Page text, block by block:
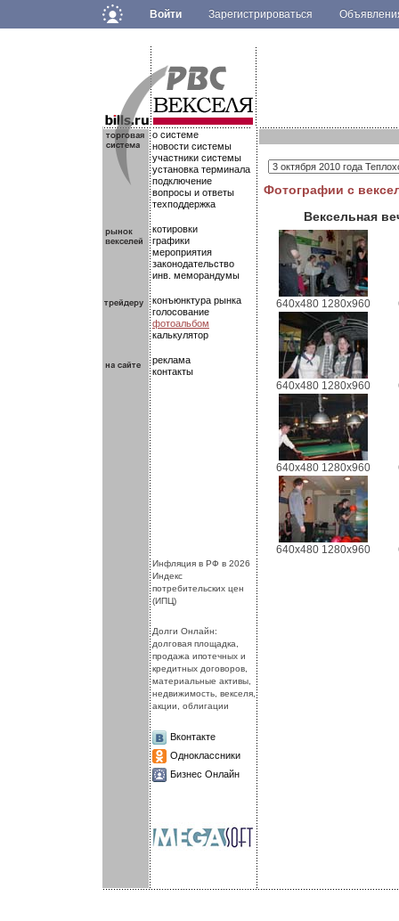
Войти Зарегистрироваться
.
.о системе
новости системы
участники системы
установка терминала
подключение
вопросы и ответы
техподдержка
котировки
графики
мероприятия
законодательство
инв. меморандумы
конъюнктура рынка
голосование
фотоальбом
калькулятор
реклама
контакты
.
Фотографии с
Вексельная
640x480 1280x960
640x480 1280x960
640x480 1280x960
640x480 1280x960
.Инфляция в РФ в 2026
Индекс
потребительских цен
(ИПЦ)
Долги Онлайн:
долговая площадка,
продажа ипотечных и
кредитных договоров,
материальные активы,
недвижимость, векселя,
акции, облигации
Вконтакте
Одноклассники
Бизнес Онлайн
.